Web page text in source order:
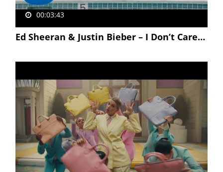
00:03:43
Ed Sheeran & Justin Bieber – I Don’t Care [Official Video]